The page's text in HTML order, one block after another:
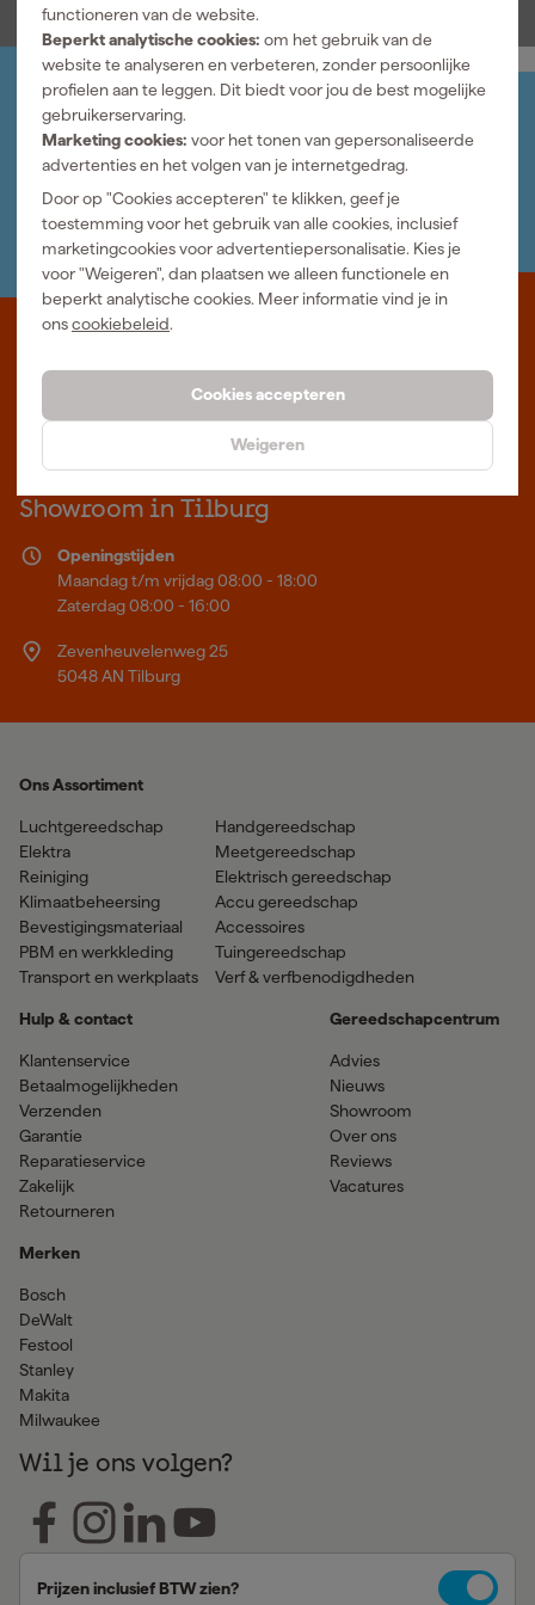
functioneren van de website.
Beperkt analytische cookies: om het gebruik van de
website te analyseren en verbeteren, zonder persoonlijke
profielen aan te leggen. Dit biedt voor jou de best mogelijke
gebruikerservaring.
Marketing cookies: voor het tonen van gepersonaliseerde
advertenties en het volgen van je internetgedrag.
Door op "Cookies accepteren" te klikken, geef je
toestemming voor het gebruik van alle cookies, inclusief
marketingcookies voor advertentiepersonalisatie. Kies je
voor "Weigeren", dan plaatsen we alleen functionele en
beperkt analytische cookies. Meer informatie vind je in
onscookiebeleid.
Cookies accepteren
Weigeren
je overzicht en verstoor je nooit je workflow. Met deze
accuhouder vind je snel en efficiënt de juiste accu en werk je
altijd geordend.
Jouw account
Log-in en beheer je bestellingen en gegevens
Nieuwsbrief
Wij helpen je graag
Neem contact op met één van onze specialisten.
Professioneel gereedschap met advies op maat: wij zijn dé online
specialist, wat je project ook is. Gereedschapcentrum is Beter
Showroom in Tilburg
Openingstijden
Maandag t/m vrijdag 08:00 - 18:00
Zaterdag 08:00 - 16:00
Zevenheuvelenweg 25
5048 AN Tilburg
Ons Assortiment
Luchtgereedschap
Elektra
Reiniging
Klimaatbeheersing
Bevestigingsmateriaal
PBM en werkkleding
Transport en werkplaats
Handgereedschap
Meetgereedschap
Elektrisch gereedschap
Accu gereedschap
Accessoires
Tuingereedschap
Verf & verfbenodigdheden
Hulp & contact
Klantenservice
Betaalmogelijkheden
Verzenden
Garantie
Reparatieservice
Zakelijk
Retourneren
Merken
Bosch
DeWalt
Festool
Stanley
Makita
Milwaukee
Gereedschapcentrum
Advies
Nieuws
Showroom
Over ons
Reviews
Vacatures
Wil je ons volgen?
Prijzen inclusief BTW zien?